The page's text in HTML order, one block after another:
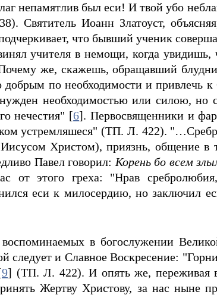
непамятлив был еси! И твой убо
Святитель Иоанн Златоуст,
что бывший ученик
учителя в немощи, когда увидишь,
же, скажешь, обращавший
по необходимости и привлечь
необходимостью или силою, но
нечестия" [6]. Первосвященники и
устремляшеся" (ТП. Л. 422).
Христом), приязнь, общение в
Павел говорил: Корень бо всем
от этого греха: "Нрав
еси к милосердию, но заключил
в богослужении
и Славное Воскресение:
9] (ТП. Л. 422). И опять же, переживая
Жертву Христову, за нас ныне